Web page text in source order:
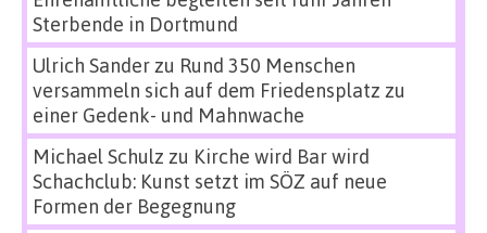
Sterbende in Dortmund
Ulrich Sanderzu Rund 350 Menschen
versammeln sich auf dem Friedensplatz zu
einer Gedenk- und Mahnwache
Michael Schulz zu Kirche wird Bar wird
Schachclub: Kunst setzt im SÖZ auf neue
Formen der Begegnung